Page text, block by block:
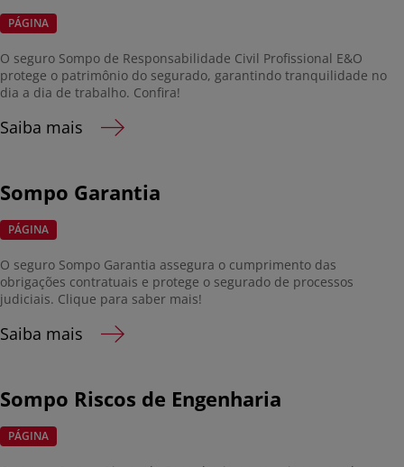
PÁGINA
O seguro Sompo de Responsabilidade Civil Profissional E&O
protege o patrimônio do segurado, garantindo tranquilidade no
dia a dia de trabalho. Confira!
Saiba mais
Sompo Garantia
PÁGINA
O seguro Sompo Garantia assegura o cumprimento das
obrigações contratuais e protege o segurado de processos
judiciais. Clique para saber mais!
Saiba mais
Sompo Riscos de Engenharia
PÁGINA